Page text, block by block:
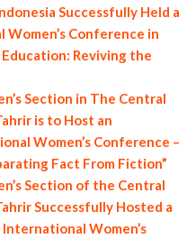
Successfully Held a
Conference in
Reviving the
Section in The Central
is to Host an
Women’s Conference –
Fact From Fiction”
Section of the Central
Successfully Hosted a
Women’s